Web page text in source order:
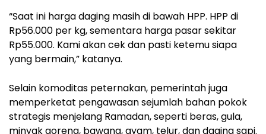
“Saat ini harga daging masih di bawah HPP. HPP di
Rp56.000 per kg, sementara harga pasar sekitar
Rp55.000. Kami akan cek dan pasti ketemu siapa
yang bermain,” katanya.
Selain komoditas peternakan, pemerintah juga
memperketat pengawasan sejumlah bahan pokok
strategis menjelang Ramadan, seperti beras, gula,
minyak goreng, bawang, ayam, telur, dan daging sapi.